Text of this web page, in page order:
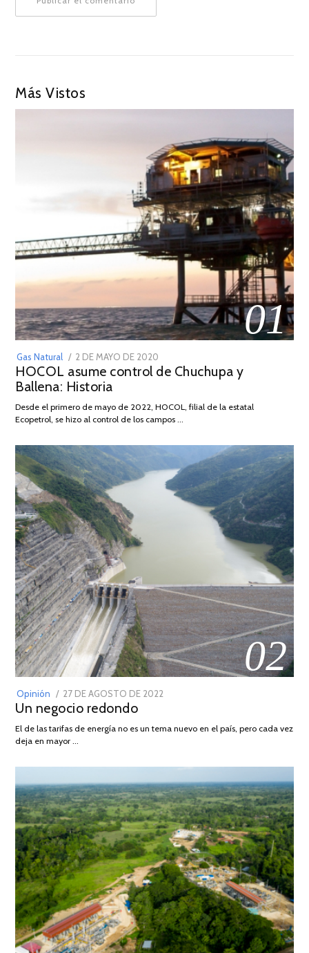
Más Vistos
01
Gas Natural
POSTED
ON
2 DE MAYO DE 2020
DE
2026
HOCOL asume control de Chuchupa y
Ballena: Historia
Desde el primero de mayo de 2022, HOCOL, filial de la estatal
Ecopetrol, se hizo al control de los campos …
02
Opinión
POSTED
ON
27 DE AGOSTO DE 2022
DE
Un negocio redondo
El de las tarifas de energía no es un tema nuevo en el país, pero cada vez
deja en mayor …